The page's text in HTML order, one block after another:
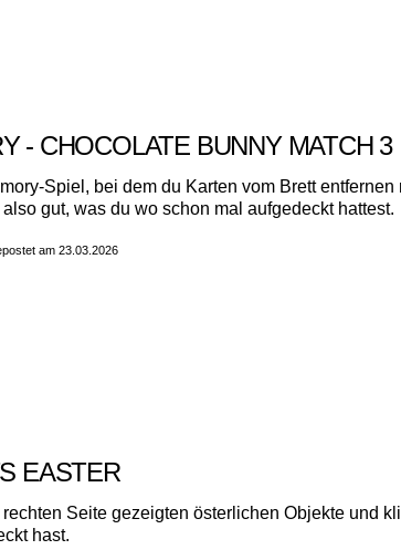
- CHOCOLATE BUNNY MATCH
Spiel, bei dem du Karten vom Brett entfernen
gut, was du wo schon mal aufgedeckt hattest.
am 23.03.2026
EASTER
Seite gezeigten österlichen Objekte und
hast.